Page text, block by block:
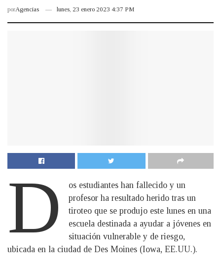
porAgencias lunes, 23 enero 2023 4:37 PM
D
os estudiantes han fallecido y un
profesor ha resultado herido tras un
tiroteo que se produjo este lunes en una
escuela destinada a ayudar a jóvenes en
situación vulnerable y de riesgo,
ubicada en la ciudad de Des Moines (Iowa, EE.UU.).